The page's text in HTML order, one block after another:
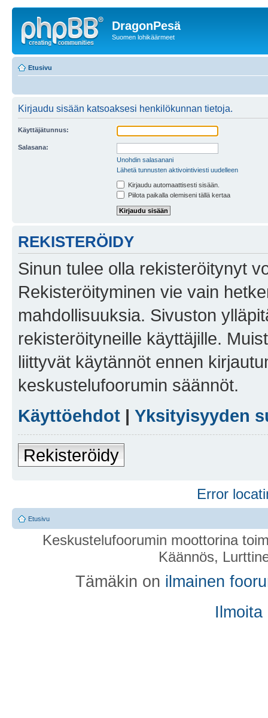
DragonPesä
Suomen lohikäärmeet
Etusivu
Kirjaudu sisään katsoaksesi henkilökunnan tietoja.
Käyttäjätunnus:
Salasana:
Unohdin salasanani
Lähetä tunnusten aktivointiviesti uudelleen
Kirjaudu automaattisesti sisään.
Piilota paikalla olemiseni tällä kertaa
REKISTERÖIDY
Sinun tulee olla rekisteröitynyt
Rekisteröityminen vie vain
mahdollisuuksia. Sivuston
rekisteröityneille käyttäjille.
liittyvät käytännöt ennen
keskustelufoorumin säännöt.
Käyttöehdot | Yksityisyyden
Rekisteröidy
Error
Etusivu
Keskustelufoorumin moottorina
Käännös,
Tämäkin on ilmainen